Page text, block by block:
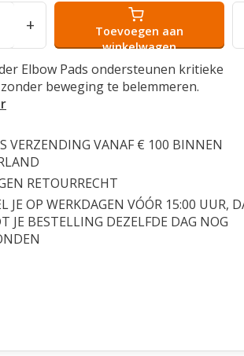
+
Toevoegen aan
winkelwagen
Elbow Pads ondersteunen kritieke
beweging te belemmeren.
VERZENDING VANAF € 100 BINNEN
RETOURRECHT
JE OP WERKDAGEN VÓÓR 15:00 UUR,
JE BESTELLING DEZELFDE DAG NOG